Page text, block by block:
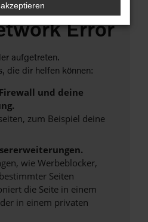
Error
aufgetreten.
die dir helfen können:
und deine
zum Beispiel deine
wie Werbeblocker,
Seiten
die Seite in einem
in einem privaten